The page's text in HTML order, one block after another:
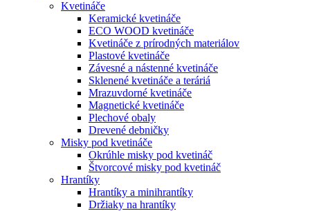
Kvetináče
Keramické kvetináče
ECO WOOD kvetináče
Kvetináče z prírodných materiálov
Plastové kvetináče
Závesné a nástenné kvetináče
Sklenené kvetináče a teráriá
Mrazuvdorné kvetináče
Magnetické kvetináče
Plechové obaly
Drevené debničky
Misky pod kvetináče
Okrúhle misky pod kvetináč
Štvorcové misky pod kvetináč
Hrantíky
Hrantíky a minihrantíky
Držiaky na hrantíky